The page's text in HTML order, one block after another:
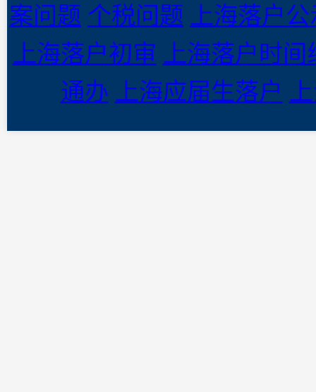
案问题 个税问题
上海落户
上海落户初审
上海落户时间
通办
上海应届生落户